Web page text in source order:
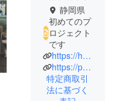
静岡県
初めてのプ
ロジェクト
です
https://hamanan-hatou.jp/
https://passmarket.yahoo.co.jp/event/show/detail/02shm9pw0xm21.html
特定商取引
法に基づく